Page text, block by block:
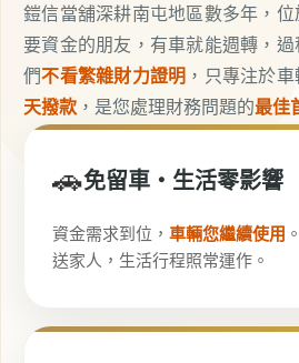
鎧信當舖深耕南屯地區數多年，
要資金的朋友，有車就能週轉，
們不看繁雜財力證明 ，只專注於
天撥款 ，是您處理財務問題的最佳
🚗免留車・生活零影響
資金需求到位， 車輛您繼續使用
送家人，生活行程照常運作。